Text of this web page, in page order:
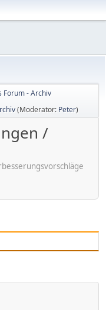
Forum - Archiv
(Moderator: Peter)
/